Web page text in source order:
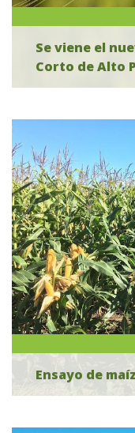
Se viene el
Corto de Alto
Ensayo de